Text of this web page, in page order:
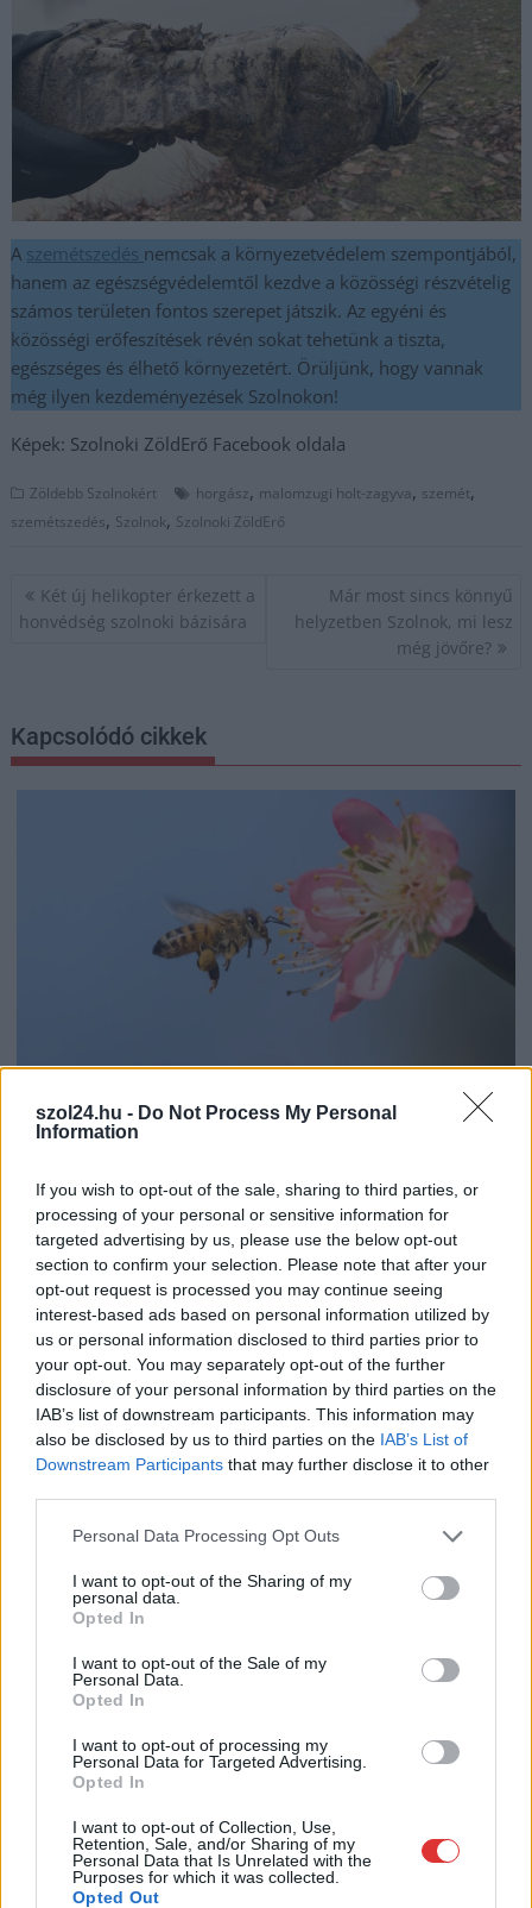
szol24.hu - Do Not Process My Personal
Information
If you wish to opt-out of the sale, sharing to third parties, or
processing of your personal or sensitive information for
targeted advertising by us, please use the below opt-out
section to confirm your selection. Please note that after your
opt-out request is processed you may continue seeing
interest-based ads based on personal information utilized by
us or personal information disclosed to third parties prior to
your opt-out. You may separately opt-out of the further
disclosure of your personal information by third parties on the
IAB’s list of downstream participants. This information may
also be disclosed by us to third parties on the IAB’s List of
Downstream Participants that may further disclose it to other
Please note that this website/app uses one or more Google
not limited to your visit or usage behaviour. You may click to
grant or deny consent to Google and its third-party tags to
use your data for below specified purposes in below Google
consent section.
Personal Data Processing Opt Outs
I want to opt-out of the Sharing of my
personal data.
Opted In
I want to opt-out of the Sale of my
Personal Data.
Opted In
I want to opt-out of processing my
Personal Data for Targeted Advertising.
Opted In
I want to opt-out of Collection, Use,
Retention, Sale, and/or Sharing of my
Personal Data that Is Unrelated with the
Purposes for which it was collected.
Opted Out
A szemétszedés nemcsak a környezetvédelem szempontjából,
hanem az egészségvédelemtől kezdve a közösségi részvételig
számos területen fontos szerepet játszik. Az egyéni és
közösségi erőfeszítések révén sokat tehetünk a tiszta,
egészséges és élhető környezetért. Örüljünk, hogy vannak
még ilyen kezdeményezések Szolnokon!
Képek: Szolnoki ZöldErő Facebook oldala
Zöldebb Szolnokért horgász, malomzugi holt-zagyva, szemét,
szemétszedés, Szolnok, Szolnoki ZöldErő
Bejegyzés
navigáció
Két új helikopter érkezett a
honvédség szolnoki bázisára
Már most sincs könnyű
helyzetben Szolnok, mi lesz
még jövőre?
Kapcsolódó cikkek
2026.03.03.
A Szolnoki Zölderő idén is különleges programmal várja a
természetbarátokat a Beporzók napja alkalmából a
Tiszaliget...
Zöldebb Szolnokért
2025.04.16. Tóth Milán
Uniós támogatással épül a zöld jövő Szolnokon
A környezettudatosság és a fenntarthatóság nem egy divatos
jelszó, vagy egy rövid kampányidőszak, hanem hosszú
Zöldebb Szolnokért